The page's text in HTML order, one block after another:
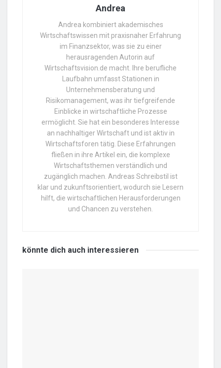
Andrea
Andrea kombiniert akademisches
Wirtschaftswissen mit praxisnaher Erfahrung
im Finanzsektor, was sie zu einer
herausragenden Autorin auf
Wirtschaftsvision.de macht. Ihre berufliche
Laufbahn umfasst Stationen in
Unternehmensberatung und
Risikomanagement, was ihr tiefgreifende
Einblicke in wirtschaftliche Prozesse
ermöglicht. Sie hat ein besonderes Interesse
an nachhaltiger Wirtschaft und ist aktiv in
Wirtschaftsforen tätig. Diese Erfahrungen
fließen in ihre Artikel ein, die komplexe
Wirtschaftsthemen verständlich und
zugänglich machen. Andreas Schreibstil ist
klar und zukunftsorientiert, wodurch sie Lesern
hilft, die wirtschaftlichen Herausforderungen
und Chancen zu verstehen.
könnte dich auch interessieren